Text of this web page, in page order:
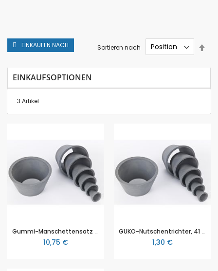
3 Artikel
Sortieren nach
Gummi-Manschettensatz (GUKO), 7 teilig
10,75 €
GUKO-Nutschentrichter, 41 x 27,5 x 27mm (Ø oben x Ø unten x Höhe)
1,30 €
EINKAUFEN NACH
EINKAUFSOPTIONEN